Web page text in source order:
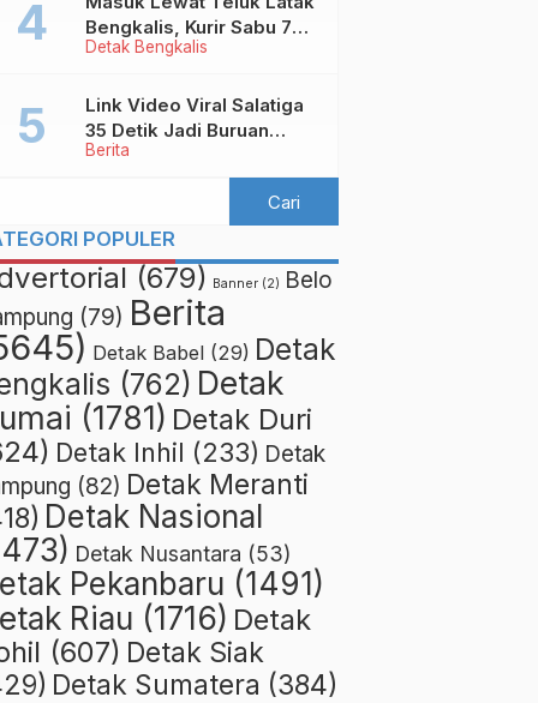
Detak Bengkalis
Bengkalis, Kurir Sabu 7
Kilo Diringkus di
Berita
Link Video Viral Salatiga
35 Detik Jadi Buruan
Netizen
POPULER
(679) Banner (2) Belo
(79) Berita
Detak Babel (29) Detak
(762) Detak
(1781) Detak Duri
Detak Inhil (233) Detak
(82) Detak Meranti
Detak Nasional
Detak Nusantara (53)
Pekanbaru (1491)
Riau (1716) Detak
(607) Detak Siak
Detak Sumatera (384)